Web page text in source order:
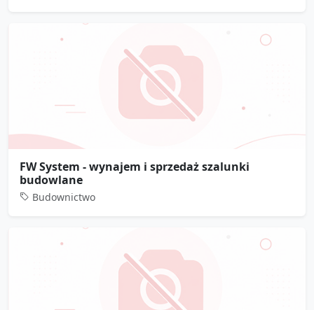
FW System - wynajem i sprzedaż szalunki
budowlane
Budownictwo